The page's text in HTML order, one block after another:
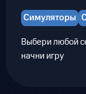
Симуляторы
Выбери любой
начни игру